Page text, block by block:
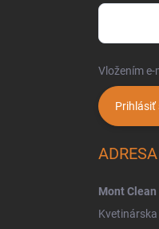
Vložením
Prihlásiť
ADRESA
Mont Clean
Kvetinárska